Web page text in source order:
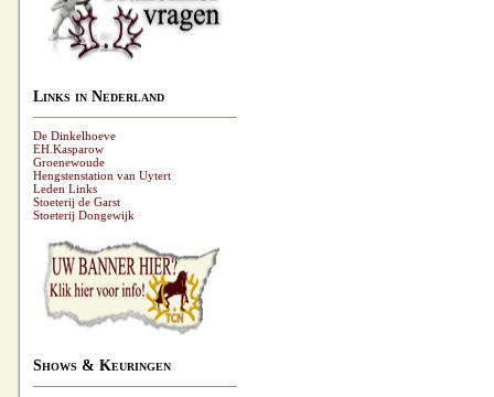
Links in Nederland
De Dinkelhoeve
EH.Kasparow
Groenewoude
Hengstenstation van Uytert
Leden Links
Stoeterij de Garst
Stoeterij Dongewijk
Shows & Keuringen